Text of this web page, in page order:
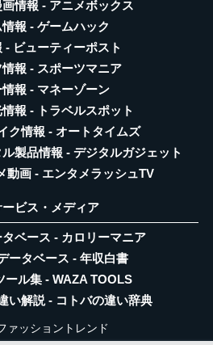
情報 - アニメボックス
報 - ゲームハック
- ビューティーポスト
報 - スポーツマニア
情報 - マネーゾーン
報 - トラベルスポット
ク情報 - オートタイムズ
製品情報 - デジタルガジェット
動画 - エンタメラッシュTV
ービス・メディア
ベース - カロリーマニア
ータベース - 年収白書
ール集 - WAZA TOOLS
い解説 - コトバの違い辞典
ァッショントレンド